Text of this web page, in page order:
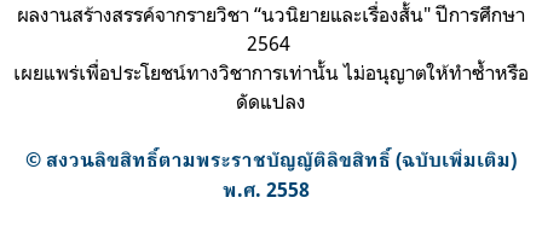
ผลงานสร้างสรรค์จากรายวิชา “นวนิยายและเรื่องสั้น" ปีการศึกษา
2564
เผยแพร่เพื่อประโยชน์ทางวิชาการเท่านั้น ไม่อนุญาตให้ทำซ้ำหรือ
ดัดแปลง
© สงวนลิขสิทธิ์ตามพระราชบัญญัติลิขสิทธิ์ (ฉบับเพิ่มเติม)
พ.ศ. 2558